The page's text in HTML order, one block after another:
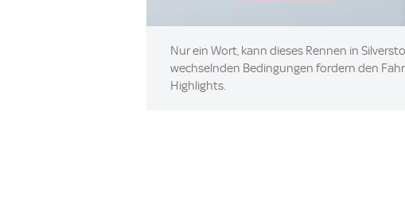
Nur ein Wort, kann dieses Rennen in
wechselnden Bedingungen fordern den
Highlights.